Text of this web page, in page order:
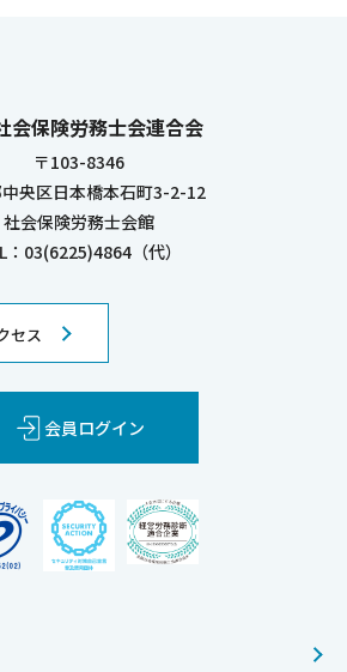
会保険労務士会連合会
〒103-8346
央区日本橋本石町3-2-12
社会保険労務士会館
：03(6225)4864（代）
セス
会員ログイン